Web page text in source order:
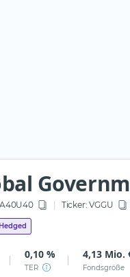
Ticker: VGGU
Hedged
0,10 %
TER
4,13 Mio.
Fondsgröße